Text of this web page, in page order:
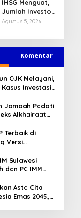
Jasa Keuangan
Tetap Terjaga
IHSG Menguat,
Jumlah Investor
Pasar Modal
Agustus 5, 2026
Komentar
OJK Melayani,
Kasus Investasi
Menilai Peran
Penting
Jamaah Padati
Alkhairaat
dan Daerah
Terbaik di
Versi
Sulawesi
dan PC IMM
Kapolresta
Asta Cita
Emas 2045,